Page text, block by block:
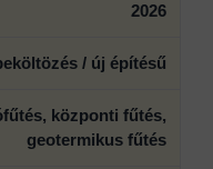
2026
/ új építésű
központi fűtés,
geotermikus fűtés